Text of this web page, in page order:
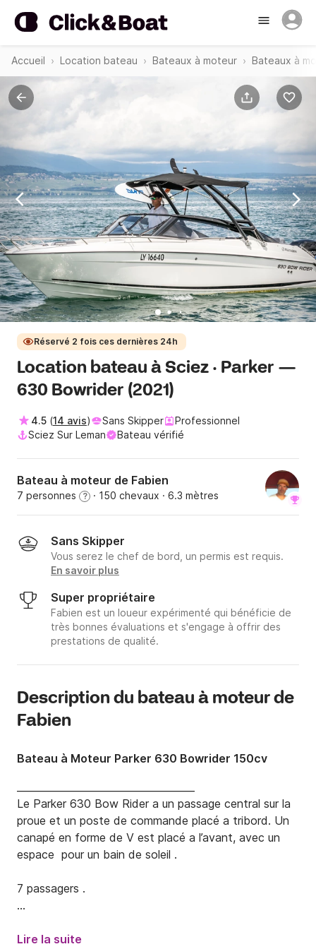
Accueil Location bateau Bateaux à moteur Bateaux à
Réservé 2 fois ces dernières 24h
Location bateau à Sciez · Parker —
630 Bowrider (2021)
4.5 (14 avis) Sans Skipper
Professionnel
Sciez Sur Leman
Bateau vérifié
Bateau à moteur de Fabien
7 personnes ? · 150 chevaux · 6.3 mètres
Sans Skipper
Vous serez le chef de bord, un permis est requis.
En savoir plus
Super propriétaire
Fabien est un loueur expérimenté qui bénéficie de
très bonnes évaluations et s'engage à offrir des
prestations de qualité.
Description du bateau à moteur de
Fabien
Bateau à Moteur Parker 630 Bowrider 150cv
Le Parker 630 Bow Rider a un passage central sur la
proue et un poste de commande placé a tribord. Un
canapé en forme de V est placé a l’avant, avec un
espace  pour un bain de soleil .
7 passagers .
grands espace de stockage. Sur le pont arrière, un
Lire la suite